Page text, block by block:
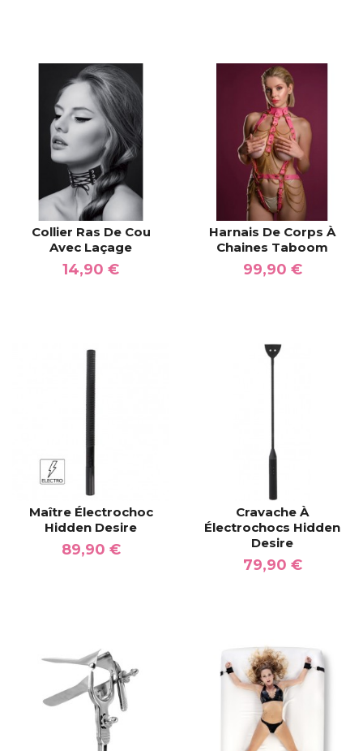
Collier Ras De Cou
Avec Laçage
14,90 €
Harnais De Corps À
Chaines Taboom
99,90 €
Maître Électrochoc
Hidden Desire
89,90 €
Cravache À
Électrochocs Hidden
Desire
79,90 €